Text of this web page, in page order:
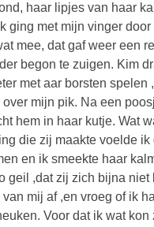
haar lipjes van haar
ging met mijn vinger
mee, dat gaf weer een
begon te zuigen. Kim
met aar borsten spelen
over mijn pik. Na een
hem in haar kutje. Wat
die zij maakte voelde ik
en ik smeekte haar
geil ,dat zij zich bijna niet
van mij af ,en vroeg of ik
Voor dat ik wat kon